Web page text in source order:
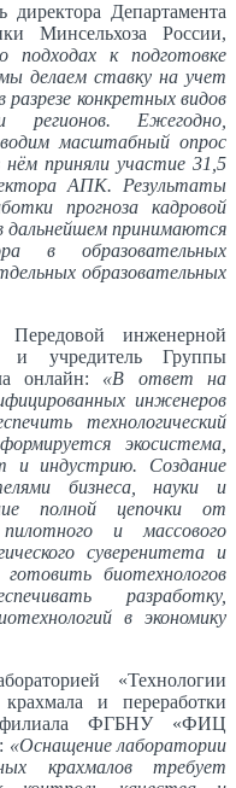
директора Департамента
Минсельхоза России,
подходах к подготовке
делаем ставку на учет
конкретных видов
регионов. Ежегодно,
масштабный опрос
приняли участие 31,5
АПК. Результаты
прогноза кадровой
дальнейшем принимаются
в образовательных
образовательных
инженерной
и учредитель Группы
онлайн: «В ответ на
инженеров
технологический
экосистема,
и индустрию. Создание
бизнеса, науки и
полной цепочки от
и массового
суверенитета и
биотехнологов
разработку,
в экономику
«Технологии
и переработки
филиала ФГБНУ «ФИЦ
«Оснащение лаборатории
крахмалов требует